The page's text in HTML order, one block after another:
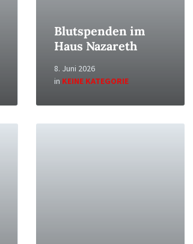
Blutspenden im
Haus Nazareth
8. Juni 2026
in KEINE KATEGORIE